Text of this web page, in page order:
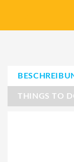
THINGS TO